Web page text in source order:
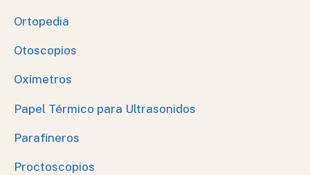
Ortopedia
Otoscopios
Oxímetros
Papel Térmico para Ultrasonidos
Parafineros
Proctoscopios